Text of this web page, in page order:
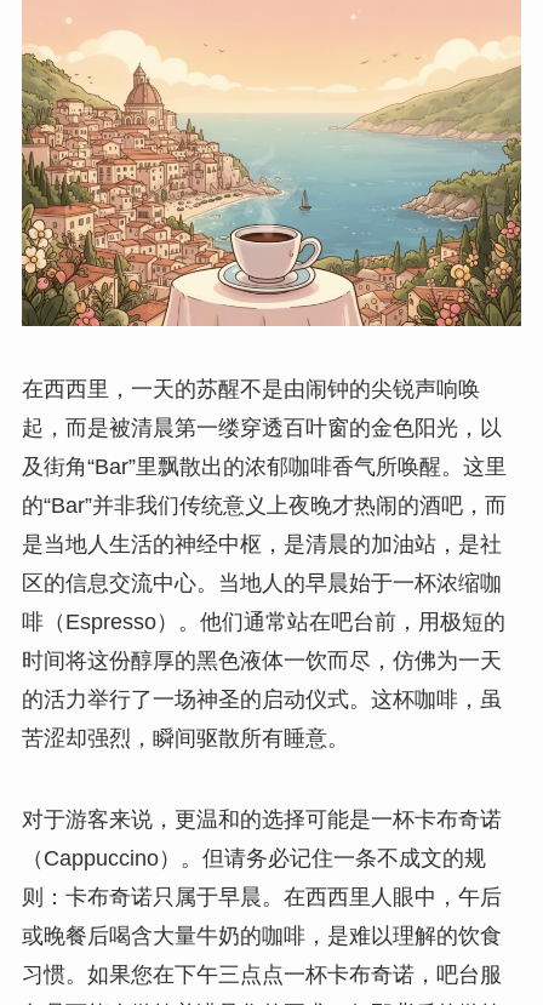
在西西里，一天的苏醒不是由闹钟的尖锐声响唤
起，而是被清晨第一缕穿透百叶窗的金色阳光，以
及街角“Bar”里飘散出的浓郁咖啡香气所唤醒。这里
的“Bar”并非我们传统意义上夜晚才热闹的酒吧，而
是当地人生活的神经中枢，是清晨的加油站，是社
区的信息交流中心。当地人的早晨始于一杯浓缩咖
啡（Espresso）。他们通常站在吧台前，用极短的
时间将这份醇厚的黑色液体一饮而尽，仿佛为一天
的活力举行了一场神圣的启动仪式。这杯咖啡，虽
苦涩却强烈，瞬间驱散所有睡意。
对于游客来说，更温和的选择可能是一杯卡布奇诺
（Cappuccino）。但请务必记住一条不成文的规
则：卡布奇诺只属于早晨。在西西里人眼中，午后
或晚餐后喝含大量牛奶的咖啡，是难以理解的饮食
习惯。如果您在下午三点点一杯卡布奇诺，吧台服